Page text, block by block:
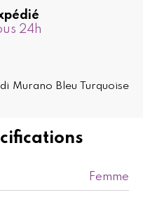
Femme
24h
Murano Bleu Turquoise